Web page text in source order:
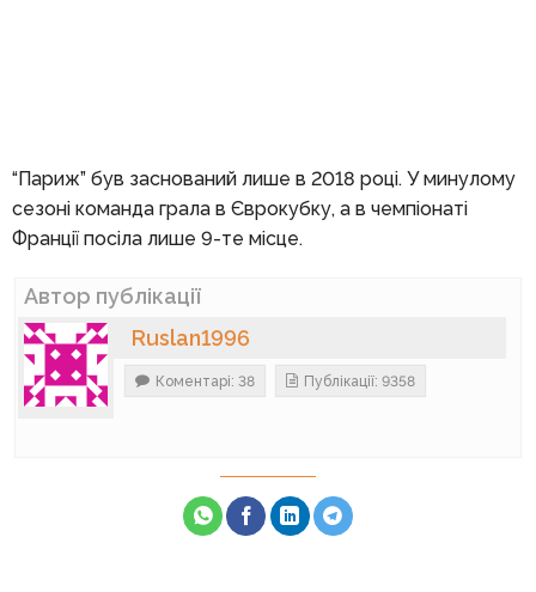
“Париж” був заснований лише в 2018 році. У минулому
сезоні команда грала в Єврокубку, а в чемпіонаті
Франції посіла лише 9-те місце.
Автор публікації
Ruslan1996
Коментарі: 38 Публікації: 9358